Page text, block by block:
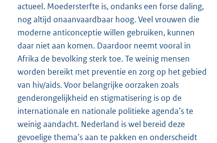
actueel. Moedersterfte is, ondanks een forse daling,
nog altijd onaanvaardbaar hoog. Veel vrouwen die
moderne anticonceptie willen gebruiken, kunnen
daar niet aan komen. Daardoor neemt vooral in
Afrika de bevolking sterk toe. Te weinig mensen
worden bereikt met preventie en zorg op het gebied
van hiv/aids. Voor belangrijke oorzaken zoals
genderongelijkheid en stigmatisering is op de
internationale en nationale politieke agenda’s te
weinig aandacht. Nederland is wel bereid deze
gevoelige thema’s aan te pakken en onderscheidt